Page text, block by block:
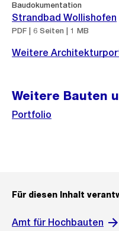
Baudokumentation
Strandbad Wollishofen
PDF | 6 Seiten | 1 MB
Weitere
Weitere Bauten
Portfolio
Für diesen Inhalt
Amt für Hochbauten